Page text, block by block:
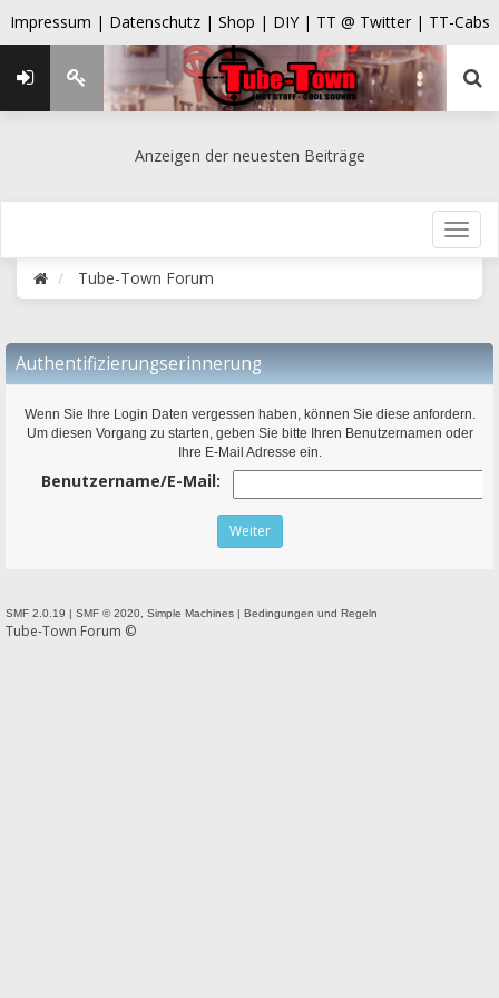
Impressum | Datenschutz | Shop | DIY | TT @ Twitter | TT-Cabs
Anzeigen der neuesten Beiträge
Tube-Town Forum
Authentifizierungserinnerung
Wenn Sie Ihre Login Daten vergessen haben, können Sie diese anfordern.
Um diesen Vorgang zu starten, geben Sie bitte Ihren Benutzernamen oder
Ihre E-Mail Adresse ein.
Benutzername/E-Mail:
SMF 2.0.19 | SMF © 2020, Simple Machines | Bedingungen und Regeln
Tube-Town Forum ©